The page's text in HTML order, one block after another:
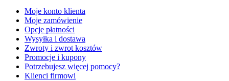
Moje konto klienta
Moje zamówienie
Opcje płatności
Wysyłka i dostawa
Zwroty i zwrot kosztów
Promocje i kupony
Potrzebujesz więcej pomocy?
Klienci firmowi